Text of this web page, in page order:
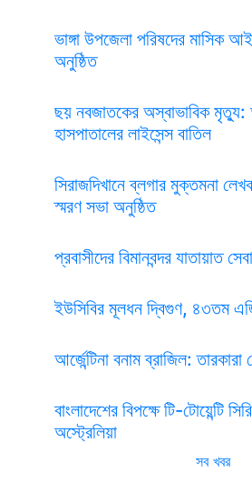
ভাঙ্গা উপজেলা পরিষদের মাসিক
অনুষ্ঠিত
ছয় নবজাতকের অস্বাভাবিক
হাসপাতালের লাইসেন্স বাতিল
সিরাজদিখানে ব্লগার মুক্তমনা
স্মরণ সভা অনুষ্ঠিত
প্রবাসীদের বিমানবন্দর যাতায়াত
ইউসিবির মূলধন দ্বিগুণ, ৪৩তম
আর্জেন্টিনা বনাম ব্রাজিল:
বাংলাদেশের বিপক্ষে টি-টোয়েন্টি
অস্ট্রেলিয়া
সব খবর